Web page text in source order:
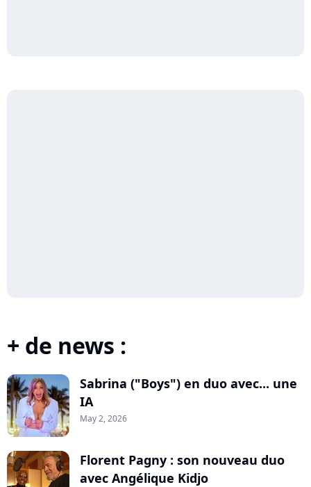
+ de news :
Sabrina ("Boys") en duo avec... une
IA
May 2, 2026
Florent Pagny : son nouveau duo
avec Angélique Kidjo